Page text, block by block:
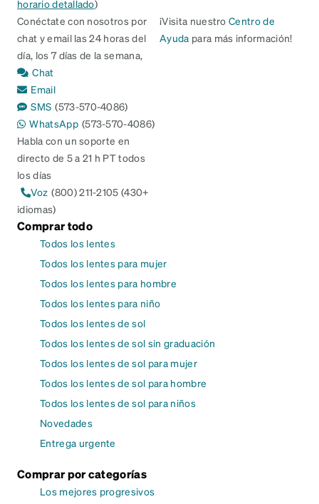
horario detallado)
Conéctate con nosotros por
chat y email las 24 horas del
día, los 7 días de la semana,
Chat
Email
SMS (573-570-4086)
WhatsApp (573-570-4086)
Habla con un soporte en
directo de 5 a 21 h PT todos
los días
Voz (800) 211-2105 (430+
idiomas)
¡Visita nuestroCentro de
Ayuda para más información!
Comprar todo
Todos los lentes
Todos los lentes para mujer
Todos los lentes para hombre
Todos los lentes para niño
Todos los lentes de sol
Todos los lentes de sol sin graduación
Todos los lentes de sol para mujer
Todos los lentes de sol para hombre
Todos los lentes de sol para niños
Novedades
Entrega urgente
Comprar por categorías
Los mejores progresivos